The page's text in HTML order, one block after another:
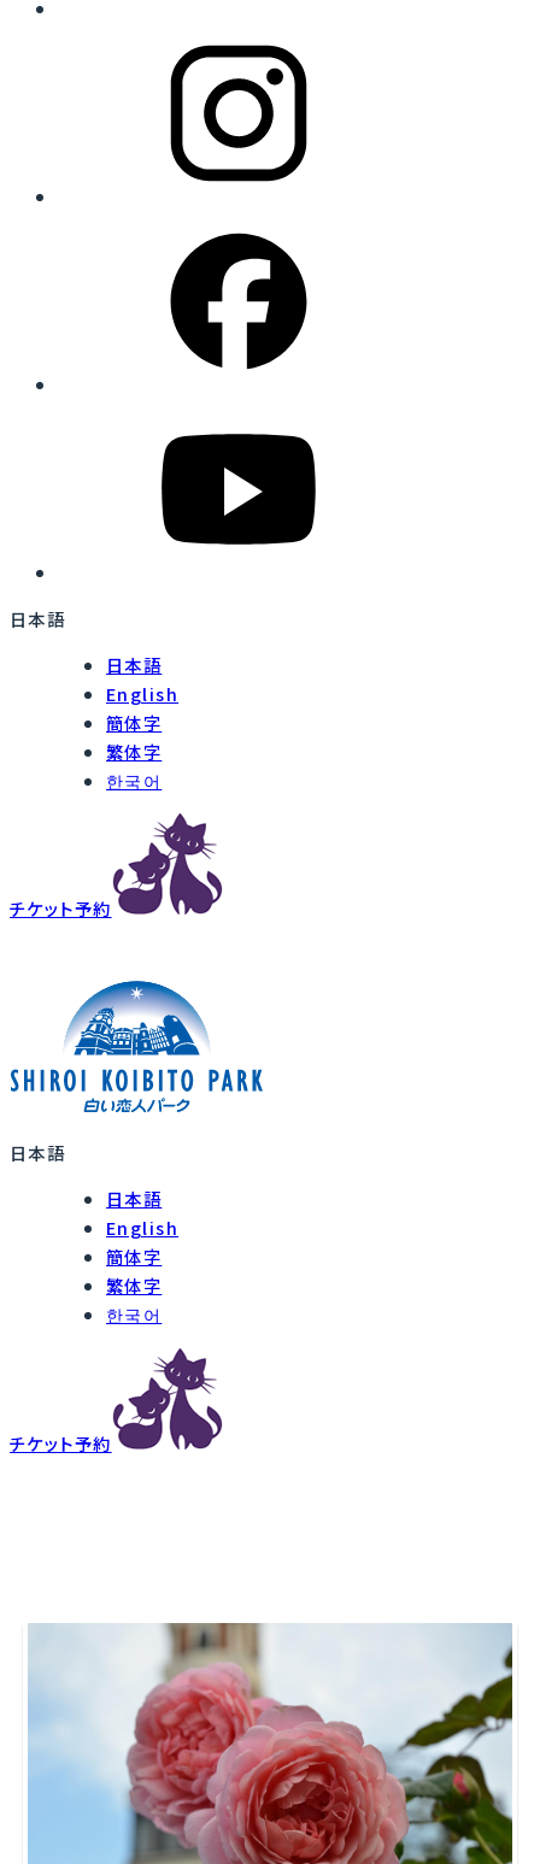
日本語
日本語
English
簡体字
繁体字
한국어
チケット予約
日本語
日本語
English
簡体字
繁体字
한국어
チケット予約